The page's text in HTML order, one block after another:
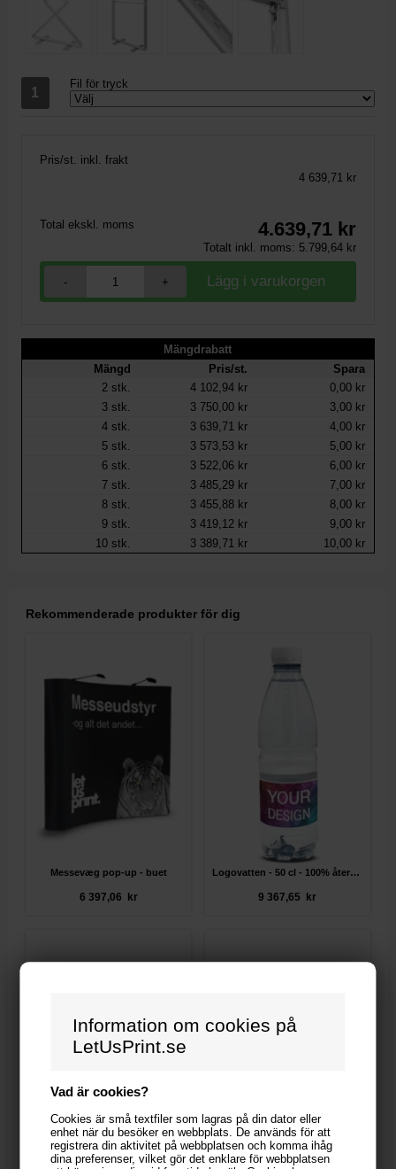
Information om cookies på
LetUsPrint.se
Vad är cookies?
Cookies är små textfiler som lagras på din dator eller
enhet när du besöker en webbplats. De används för att
registrera din aktivitet på webbplatsen och komma ihåg
dina preferenser, vilket gör det enklare för webbplatsen
Fil för tryck
Pris/st. inkl. frakt
4 639,71 kr
Total ekskl. moms 4.639,71 kr
Totalt inkl. moms: 5.799,64 kr
- +
Mängdrabatt
Mängd
Pris/st.
Spara
2stk. 4 102,94 kr
0,00 kr
3stk. 3 750,00 kr
3,00 kr
4stk. 3 639,71 kr
4,00 kr
5stk. 3 573,53 kr
5,00 kr
6stk. 3 522,06 kr
6,00 kr
7stk. 3 485,29 kr
7,00 kr
8stk. 3 455,88 kr
8,00 kr
9stk. 3 419,12 kr
9,00 kr
10stk. 3 389,71 kr 10,00 kr
Rekommenderade produkter för dig
Messevæg pop-up - buet
6 397,06 kr
Logovatten - 50 cl - 100% återvunnen plast
9 367,65 kr